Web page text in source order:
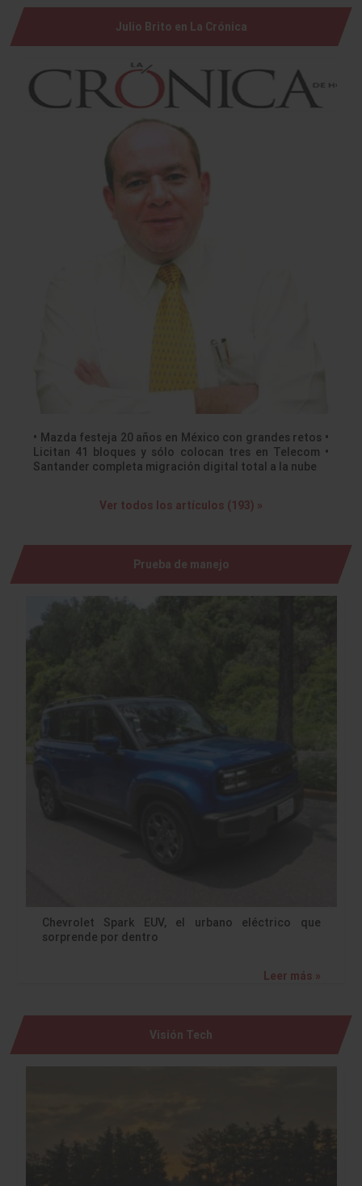
Julio Brito en La Crónica
• Mazda festeja 20 años en México con grandes retos •
Licitan 41 bloques y sólo colocan tres en Telecom •
Santander completa migración digital total a la nube
Ver todos los artículos (193) »
Prueba de manejo
Chevrolet Spark EUV, el urbano eléctrico que
sorprende por dentro
Leer más »
Visión Tech